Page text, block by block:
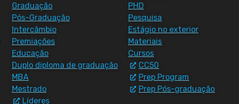
Graduação
Pós-Graduação
Intercâmbio
Premiações
Educação
Duplo diploma de graduação
MBA
Mestrado
Líderes
PHD
Pesquisa
Estágio no exterior
Materiais
Cursos
CC50
Prep Program
Prep Pós-graduação